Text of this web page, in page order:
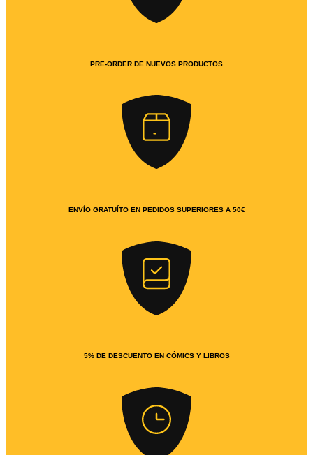
PRE-ORDER DE NUEVOS PRODUCTOS
ENVÍO GRATUÍTO EN PEDIDOS SUPERIORES A 50€
5% DE DESCUENTO EN CÓMICS Y LIBROS